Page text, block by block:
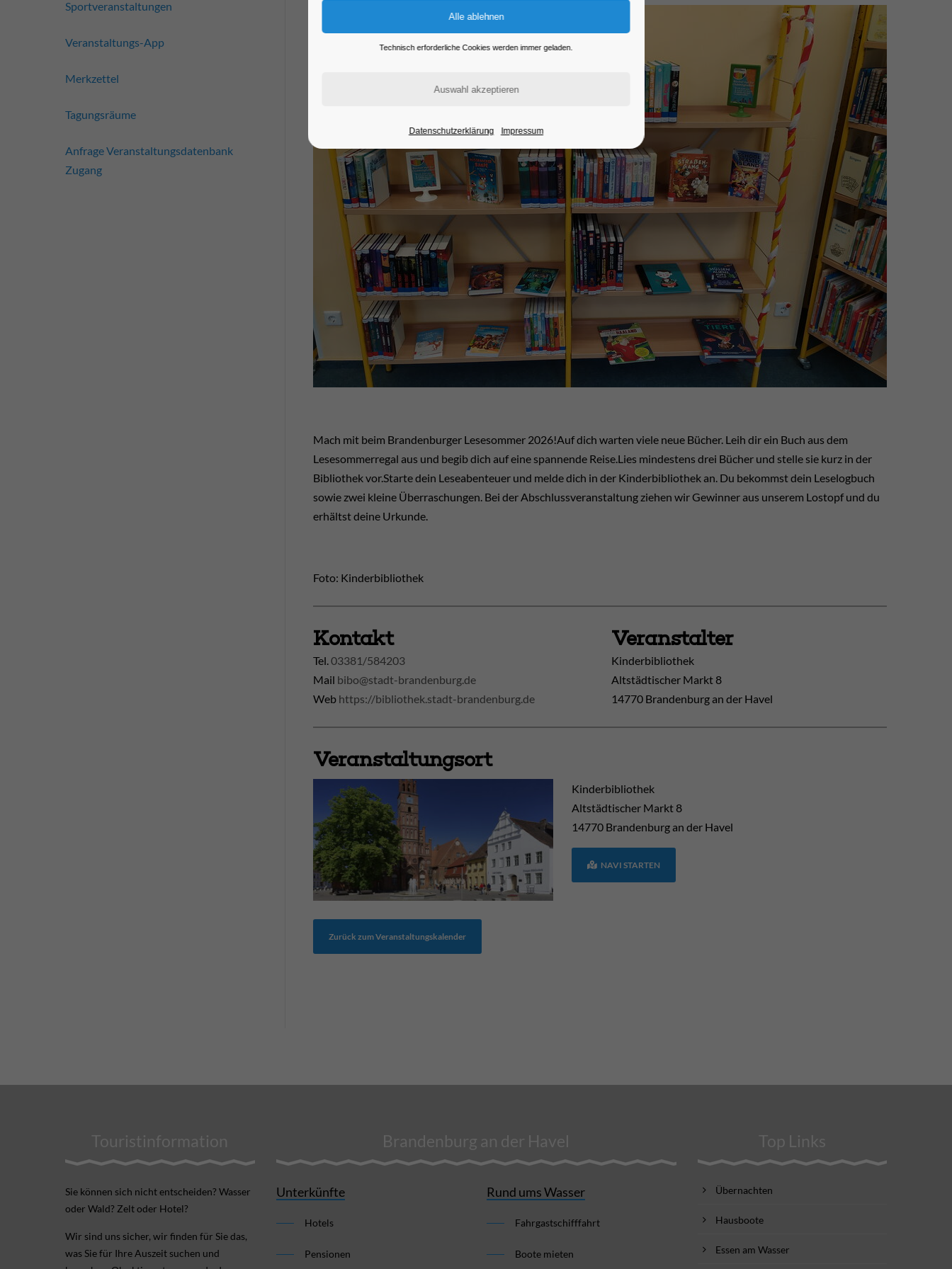
Mach mit beim Brandenburger Lesesommer 2026!Auf dich warten viele neue Bücher. Leih dir ein Buch aus dem
Lesesommerregal aus und begib dich auf eine spannende Reise.Lies mindestens drei Bücher und stelle sie kurz in der
Bibliothek vor.Starte dein Leseabenteuer und melde dich in der Kinderbibliothek an. Du bekommst dein Leselogbuch
sowie zwei kleine Überraschungen. Bei der Abschlussveranstaltung ziehen wir Gewinner aus unserem Lostopf und du
erhältst deine Urkunde.
Foto: Kinderbibliothek
Kontakt
Tel. 03381/584203
Mail bibo@stadt-brandenburg.de
Web https://bibliothek.stadt-brandenburg.de
Veranstalter
Kinderbibliothek
Altstädtischer Markt 8
14770 Brandenburg an der Havel
Veranstaltungsort
Kinderbibliothek
Altstädtischer Markt 8
14770 Brandenburg an der Havel
NAVI STARTEN
Zurück zum Veranstaltungskalender
Sportveranstaltungen
Veranstaltungs-App
Merkzettel
Tagungsräume
Anfrage Veranstaltungsdatenbank
Zugang
Touristinformation
Sie können sich nicht ent­scheiden? Wasser
oder Wald? Zelt oder Hotel?
Wir sind uns sicher, wir finden für Sie das,
was Sie für Ihre Aus­zeit suchen und
Brandenburg an der Havel
Unterkünfte
Hotels
Pensionen
Rund ums Wasser
Fahrgastschifffahrt
Boote mieten
Top Links
Übernachten
Hausboote
Essen am Wasser
Technisch erforderliche Cookies werden immer geladen.
Datenschutzerklärung Impressum